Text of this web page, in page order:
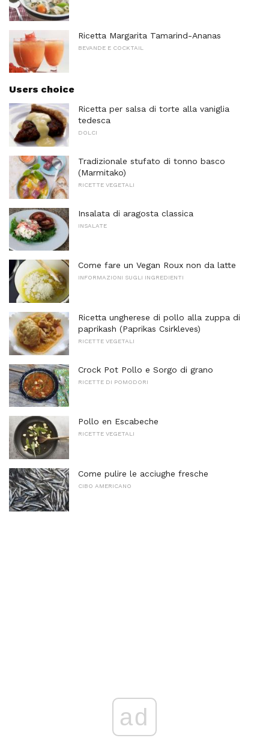
Ricetta Margarita Tamarind-Ananas
BEVANDE E COCKTAIL
Users choice
Ricetta per salsa di torte alla vaniglia
tedesca
DOLCI
Tradizionale stufato di tonno basco
(Marmitako)
RICETTE VEGETALI
Insalata di aragosta classica
INSALATE
Come fare un Vegan Roux non da latte
INFORMAZIONI SUGLI INGREDIENTI
Ricetta ungherese di pollo alla zuppa di
paprikash (Paprikas Csirkleves)
RICETTE VEGETALI
Crock Pot Pollo e Sorgo di grano
RICETTE DI POMODORI
Pollo en Escabeche
RICETTE VEGETALI
Come pulire le acciughe fresche
CIBO AMERICANO
ad